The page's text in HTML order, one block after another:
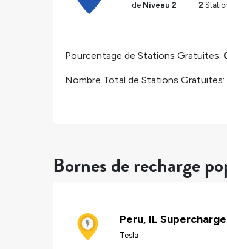
de Niveau 2
2
Pourcentage de Stations Gratuites:
Nombre Total de Stations Gratuites:
Bornes de recharge
Peru, IL
Tesla